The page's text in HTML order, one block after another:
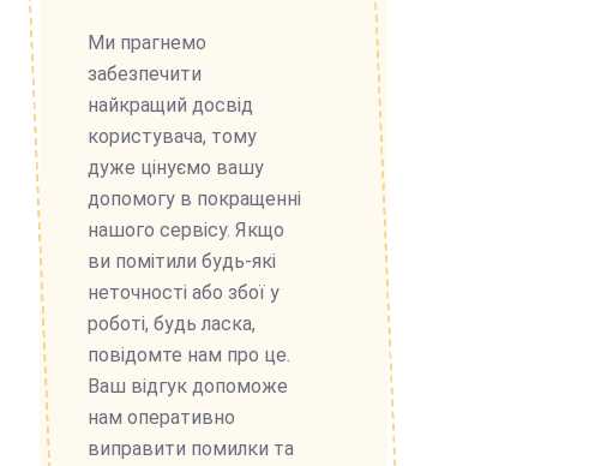
Ми прагнемо
забезпечити
найкращий досвід
користувача, тому
дуже цінуємо вашу
допомогу в покращенні
нашого сервісу. Якщо
ви помітили будь-які
неточності або збої у
роботі, будь ласка,
повідомте нам про це.
Ваш відгук допоможе
нам оперативно
виправити помилки та